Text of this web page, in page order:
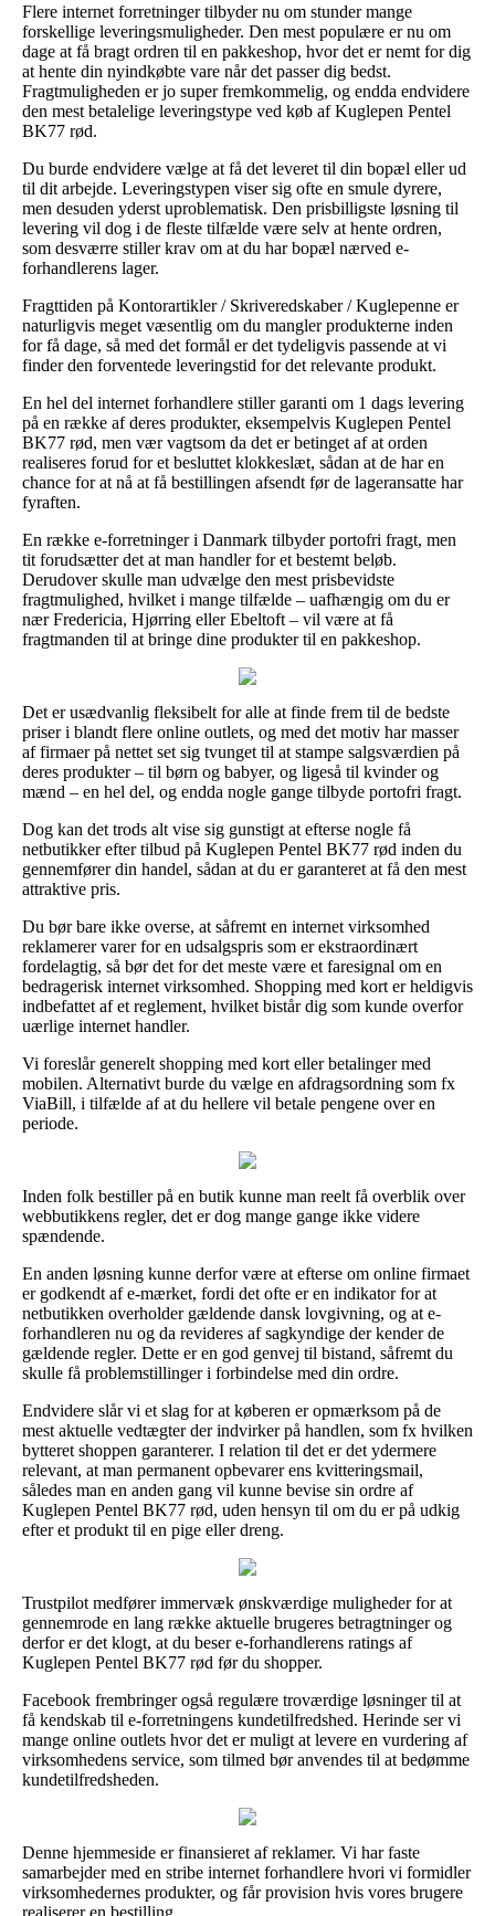
Flere internet forretninger tilbyder nu om stunder mange
forskellige leveringsmuligheder. Den mest populære er nu om
dage at få bragt ordren til en pakkeshop, hvor det er nemt for dig
at hente din nyindkøbte vare når det passer dig bedst.
Fragtmuligheden er jo super fremkommelig, og endda endvidere
den mest betalelige leveringstype ved køb af Kuglepen Pentel
BK77 rød.
Du burde endvidere vælge at få det leveret til din bopæl eller ud
til dit arbejde. Leveringstypen viser sig ofte en smule dyrere,
men desuden yderst uproblematisk. Den prisbilligste løsning til
levering vil dog i de fleste tilfælde være selv at hente ordren,
som desværre stiller krav om at du har bopæl nærved e-
forhandlerens lager.
Fragttiden på Kontorartikler / Skriveredskaber / Kuglepenne er
naturligvis meget væsentlig om du mangler produkterne inden
for få dage, så med det formål er det tydeligvis passende at vi
finder den forventede leveringstid for det relevante produkt.
En hel del internet forhandlere stiller garanti om 1 dags levering
på en række af deres produkter, eksempelvis Kuglepen Pentel
BK77 rød, men vær vagtsom da det er betinget af at orden
realiseres forud for et besluttet klokkeslæt, sådan at de har en
chance for at nå at få bestillingen afsendt før de lageransatte har
fyraften.
En række e-forretninger i Danmark tilbyder portofri fragt, men
tit forudsætter det at man handler for et bestemt beløb.
Derudover skulle man udvælge den mest prisbevidste
fragtmulighed, hvilket i mange tilfælde – uafhængig om du er
nær Fredericia, Hjørring eller Ebeltoft – vil være at få
fragtmanden til at bringe dine produkter til en pakkeshop.
Det er usædvanlig fleksibelt for alle at finde frem til de bedste
priser i blandt flere online outlets, og med det motiv har masser
af firmaer på nettet set sig tvunget til at stampe salgsværdien på
deres produkter – til børn og babyer, og ligeså til kvinder og
mænd – en hel del, og endda nogle gange tilbyde portofri fragt.
Dog kan det trods alt vise sig gunstigt at efterse nogle få
netbutikker efter tilbud på Kuglepen Pentel BK77 rød inden du
gennemfører din handel, sådan at du er garanteret at få den mest
attraktive pris.
Du bør bare ikke overse, at såfremt en internet virksomhed
reklamerer varer for en udsalgspris som er ekstraordinært
fordelagtig, så bør det for det meste være et faresignal om en
bedragerisk internet virksomhed. Shopping med kort er heldigvis
indbefattet af et reglement, hvilket bistår dig som kunde overfor
uærlige internet handler.
Vi foreslår generelt shopping med kort eller betalinger med
mobilen. Alternativt burde du vælge en afdragsordning som fx
ViaBill, i tilfælde af at du hellere vil betale pengene over en
periode.
Inden folk bestiller på en butik kunne man reelt få overblik over
webbutikkens regler, det er dog mange gange ikke videre
spændende.
En anden løsning kunne derfor være at efterse om online firmaet
er godkendt af e-mærket, fordi det ofte er en indikator for at
netbutikken overholder gældende dansk lovgivning, og at e-
forhandleren nu og da revideres af sagkyndige der kender de
gældende regler. Dette er en god genvej til bistand, såfremt du
skulle få problemstillinger i forbindelse med din ordre.
Endvidere slår vi et slag for at køberen er opmærksom på de
mest aktuelle vedtægter der indvirker på handlen, som fx hvilken
bytteret shoppen garanterer. I relation til det er det ydermere
relevant, at man permanent opbevarer ens kvitteringsmail,
således man en anden gang vil kunne bevise sin ordre af
Kuglepen Pentel BK77 rød, uden hensyn til om du er på udkig
efter et produkt til en pige eller dreng.
Trustpilot medfører immervæk ønskværdige muligheder for at
gennemrode en lang række aktuelle brugeres betragtninger og
derfor er det klogt, at du beser e-forhandlerens ratings af
Kuglepen Pentel BK77 rød før du shopper.
Facebook frembringer også regulære troværdige løsninger til at
få kendskab til e-forretningens kundetilfredshed. Herinde ser vi
mange online outlets hvor det er muligt at levere en vurdering af
virksomhedens service, som tilmed bør anvendes til at bedømme
kundetilfredsheden.
Denne hjemmeside er finansieret af reklamer. Vi har faste
samarbejder med en stribe internet forhandlere hvori vi formidler
virksomhedernes produkter, og får provision hvis vores brugere
realiserer en bestilling.